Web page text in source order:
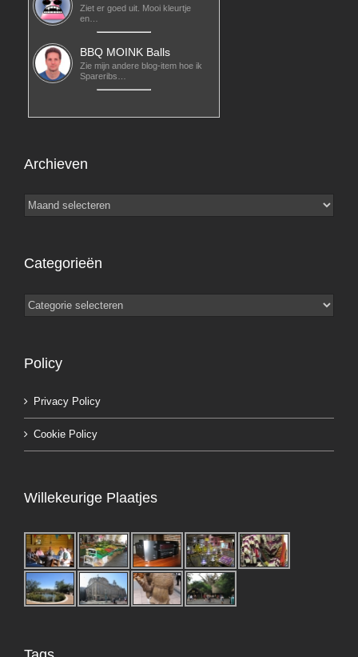
Ziet er goed uit. Mooi kleurtje
en…
BBQ MOINK Balls
Zie mijn andere blog-item hoe ik
Spareribs…
Archieven
Archieven
Categorieën
Categorieën
Policy
Privacy Policy
Cookie Policy
Willekeurige Plaatjes